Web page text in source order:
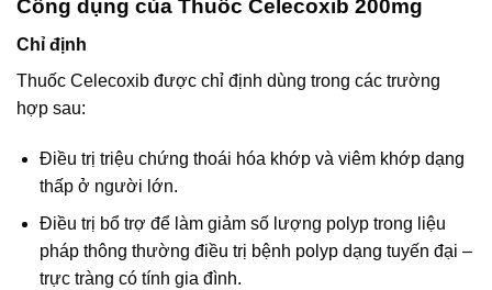
Công dụng của Thuốc Celecoxib 200mg
Chỉ định
Thuốc Celecoxib được chỉ định dùng trong các trường
hợp sau:
Điều trị triệu chứng thoái hóa khớp và viêm khớp dạng
thấp ở người lớn.
Điều trị bổ trợ để làm giảm số lượng polyp trong liệu
pháp thông thường điều trị bệnh polyp dạng tuyến đại –
trực tràng có tính gia đình.